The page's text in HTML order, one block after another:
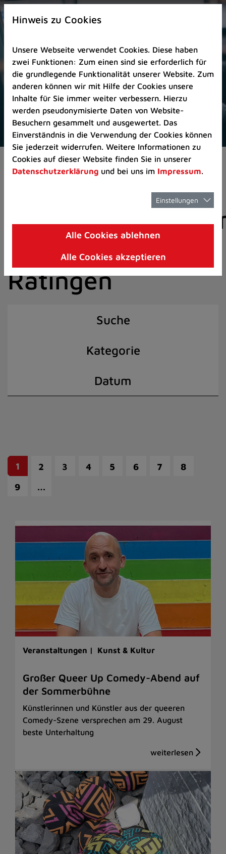
Zur
Startseite
Zum
Seitenanfang
springen
(Schnelltaste
A)
Zur
Navigation/Menü
springen
(Schnelltaste
M)
Zur
8)
I)
Aktuelles Pressemitteilungen
der Stadt
Ratingen
Suche
Kategorie
Datum
1 2 3 4 5 6 7
8
9
…
Veranstaltungen | Kunst & Kultur
Großer Queer Up Comedy-Abend auf
der Sommerbühne
Künstlerinnen und Künstler aus der queeren
Comedy-Szene versprechen am 29. August
beste Unterhaltung
Hinweis zu Cookies
Unsere Webseite verwendet Cookies. Diese haben
zwei Funktionen: Zum einen sind sie erforderlich für
die grundlegende Funktionalität unserer Website. Zum
anderen können wir mit Hilfe der Cookies unsere
Inhalte für Sie immer weiter verbessern. Hierzu
werden pseudonymisierte Daten von Website-
Besuchern gesammelt und ausgewertet. Das
Einverständnis in die Verwendung der Cookies können
Sie jederzeit widerrufen. Weitere Informationen zu
Cookies auf dieser Website finden Sie in unserer
Datenschutzerklärung und bei uns im Impressum.
Einstellungen
Alle Cookies ablehnen
Alle Cookies akzeptieren